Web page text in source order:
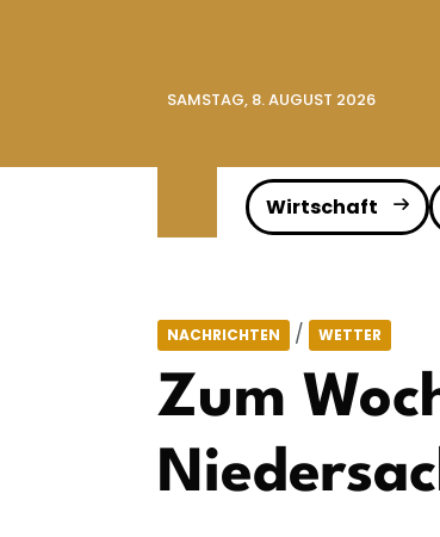
SAMSTAG, 8. AUGUST 2026
Wirtschaft
NACHRICHTEN / WETTER
Zum